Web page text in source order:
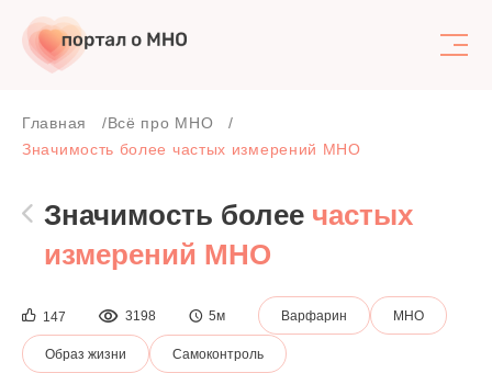
Поиск
Главная
Всё про МНО
Значимость более частых измерений МНО
Значимость более частых
измерений МНО
147 3198 5м Варфарин МНО
Образ жизни Самоконтроль